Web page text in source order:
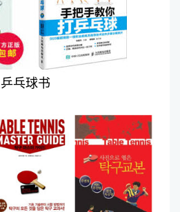
乒乓球书